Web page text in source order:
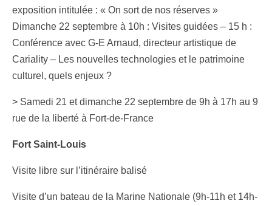
exposition intitulée : « On sort de nos réserves »
Dimanche 22 septembre à 10h : Visites guidées – 15 h :
Conférence avec G-E Arnaud, directeur artistique de
Cariality – Les nouvelles technologies et le patrimoine
culturel, quels enjeux ?
> Samedi 21 et dimanche 22 septembre de 9h à 17h au 9
rue de la liberté à Fort-de-France
Fort Saint-Louis
Visite libre sur l’itinéraire balisé
Visite d’un bateau de la Marine Nationale (9h-11h et 14h-